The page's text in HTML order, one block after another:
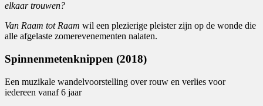
elkaar trouwen?
Van Raam tot Raam wil een plezierige pleister zijn op de wonde die
alle afgelaste zomerevenementen nalaten.
Spinnenmetenknippen (2018)
Een muzikale wandelvoorstelling over rouw en verlies voor
iedereen vanaf 6 jaar